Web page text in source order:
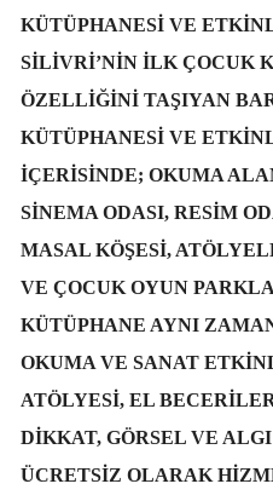
KÜTÜPHANESI VE
SILIVRI’NIN ILK ÇOCUK
ÖZELLIĞINI TAŞIYAN
KÜTÜPHANESI VE
IÇERISINDE; OKUMA
SINEMA ODASI, RESIM
MASAL KÖŞESI,
VE ÇOCUK OYUN
KÜTÜPHANE AYNI
OKUMA VE SANAT
ATÖLYESI, EL
DIKKAT, GÖRSEL VE
ÜCRETSIZ OLARAK